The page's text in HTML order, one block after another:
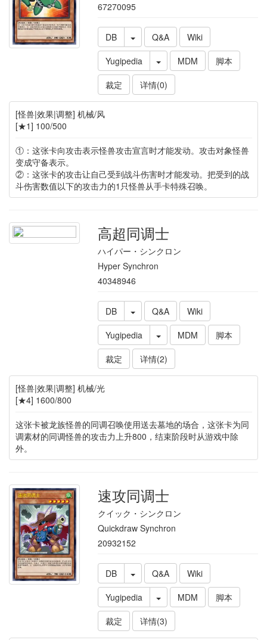
67270095
DB Q&A
Wiki
Yugipedia
MDM
脚本
裁定
详情(0)
[怪兽|效果|调整] 机械/风
[★1] 100/500
①：这张卡向攻击表示怪兽攻击宣言时才能发动。攻击对象怪兽
变成守备表示。
②：这张卡的攻击让自己受到战斗伤害时才能发动。把受到的战
斗伤害数值以下的攻击力的1只怪兽从手卡特殊召唤。
高超同调士
ハイパー・シンクロン
Hyper Synchron
40348946
DB Q&A
Wiki
Yugipedia
MDM
脚本
裁定
详情(2)
[怪兽|效果|调整] 机械/光
[★4] 1600/800
这张卡被龙族怪兽的同调召唤使用送去墓地的场合，这张卡为同
调素材的同调怪兽的攻击力上升800，结束阶段时从游戏中除
外。
速攻同调士
クイック・シンクロン
Quickdraw Synchron
20932152
DB Q&A
Wiki
Yugipedia
MDM
脚本
裁定
详情(3)